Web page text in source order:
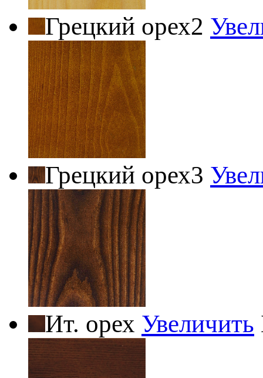
Грецкий орех2
Грецкий орех3
Ит. орех Увеличить